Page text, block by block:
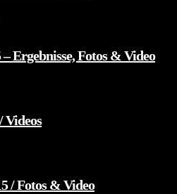
Ergebnisse, Fotos & Video
Videos
/ Fotos & Video